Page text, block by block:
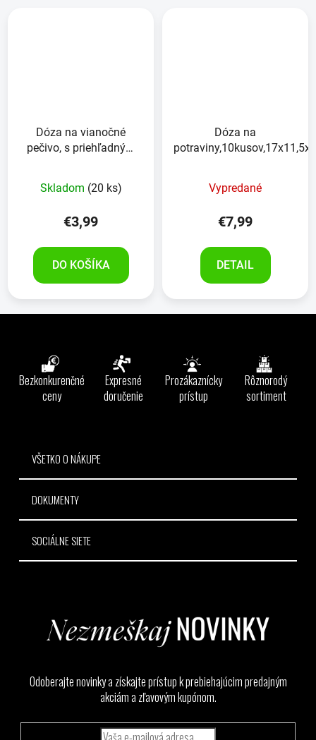
Dóza na vianočné
pečivo, s priehľadným
Skladom (20 ks)
€3,99
DO KOŠÍKA
Dóza na
Vypredané
€7,99
DETAIL
Bezkonkurenčné
ceny
Expresné
doručenie
Prozákaznícky
prístup
Rôznorodý
sortiment
VŠETKO O NÁKUPE
DOKUMENTY
SOCIÁLNE SIETE
Odoberajte novinky a získajte prístup k prebiehajúcim predajným
akciám a zľavovým kupónom.